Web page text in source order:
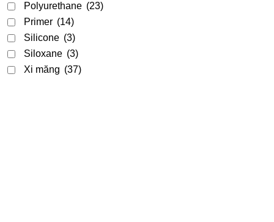
Polyurethane (23)
Primer (14)
Silicone (3)
Siloxane (3)
Xi măng (37)